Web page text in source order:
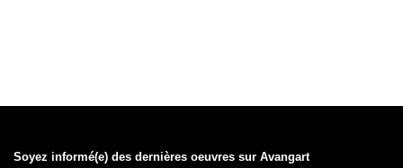
Soyez informé(e) des dernières oeuvres sur Avangart